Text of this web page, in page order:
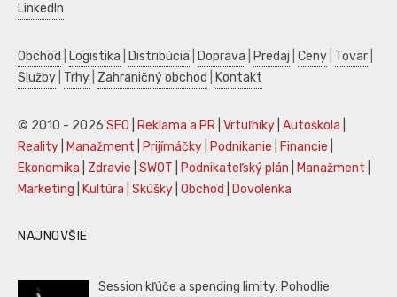
LinkedIn
Obchod Logistika Distribúcia Doprava Predaj Ceny Tovar
Služby Trhy Zahraničný obchod Kontakt
© 2010 - 2026 SEO Reklama a PR Vrtuľníky Autoškola
Reality
Manažment Prijímáčky Podnikanie Financie
Ekonomika
Zdravie SWOT Podnikateľský plán Manažment
Marketing
Kultúra Skúšky Obchod Dovolenka
NAJNOVŠIE
Session kľúče a spending limity: Pohodlie